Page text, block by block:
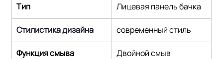
Тип Лицевая панель бачка
Стилистика дизайна современный стиль
Функция смыва Двойной смыв